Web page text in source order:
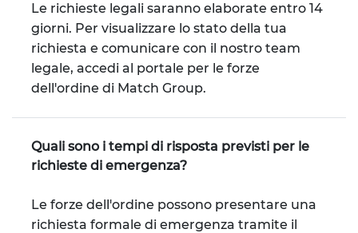
Le richieste legali saranno elaborate entro 14
giorni. Per visualizzare lo stato della tua
richiesta e comunicare con il nostro team
legale, accedi al portale per le forze
dell'ordine di Match Group.
Quali sono i tempi di risposta previsti per le
richieste di emergenza?
Le forze dell'ordine possono presentare una
richiesta formale di emergenza tramite il